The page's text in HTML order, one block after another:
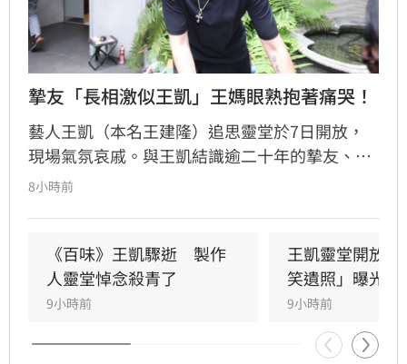
摯友「長相激似王凱」王媽眼熟抱著痛哭！
藝人王凱（本名王建隆）追思靈堂於7日開放，
現場氣氛哀戚。與王凱結識逾二十年的摯友、邱
瓈寬特助Jeff現身協助打點後事。由於兩人外貌
助，演藝圈大姐大邱瓈寬展現義氣，主動承擔治
喪事宜並指派Jeff全程留守，陪伴王凱走完人生
最後一程。這場深厚的兄弟情誼與邱瓈寬的溫暖
義舉，成為家屬在面臨驟變時最堅強的後盾，各
界也紛紛對這
8小時前
《百味》王凱驟逝　製作
人靈堂悼念殺青了
9小時前
王凱靈堂開放
笑遺照」曝光
9小時前